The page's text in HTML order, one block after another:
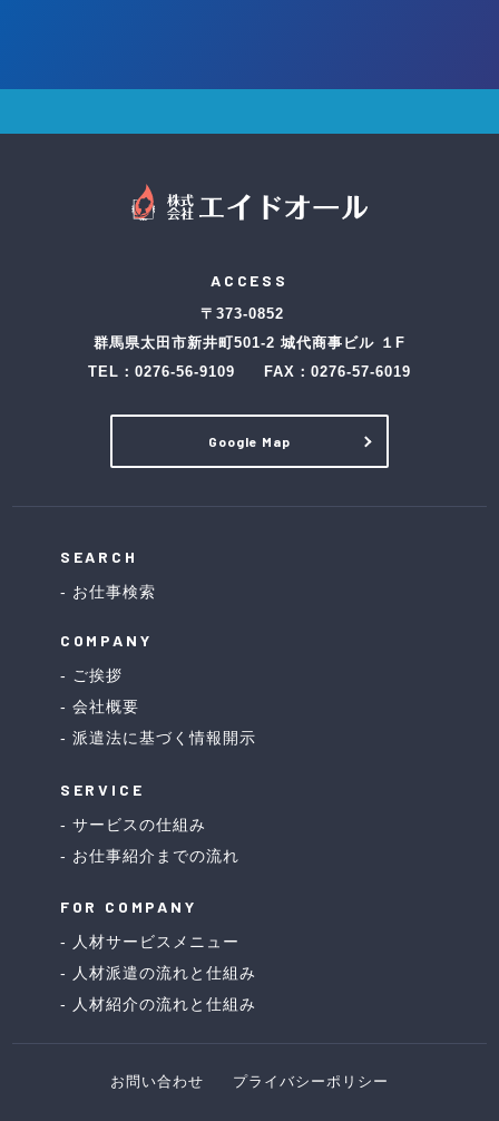
ACCESS
〒373-0852
群馬県太田市新井町501-2 城代商事ビル １F
TEL： 0276-56-9109 FAX：0276-57-6019
Google Map
SEARCH
お仕事検索
COMPANY
ご挨拶
会社概要
派遣法に基づく情報開示
SERVICE
サービスの仕組み
お仕事紹介までの流れ
FOR COMPANY
人材サービスメニュー
人材派遣の流れと仕組み
人材紹介の流れと仕組み
お問い合わせ プライバシーポリシー